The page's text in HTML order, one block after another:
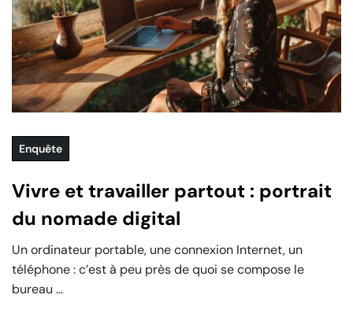
Enquête
Vivre et travailler partout : portrait
du nomade digital
Un ordinateur portable, une connexion Internet, un
téléphone : c’est à peu près de quoi se compose le
bureau ...